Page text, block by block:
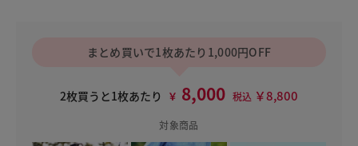
まとめ買いで1枚あたり1,000円OFF
2枚買うと1枚あたり ￥ 8,000 税込 ￥8,800
対象商品